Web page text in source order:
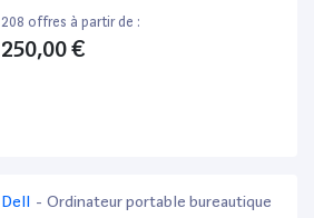
208 offres à partir de :
250,00 €
Dell - Ordinateur portable bureautique